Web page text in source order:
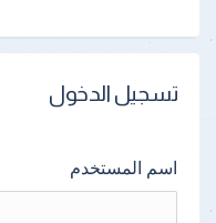
تسجيل الدخول
اسم المستخدم